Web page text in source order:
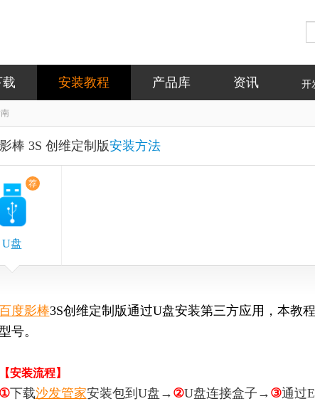
安装教程 产品库 资讯 开
棒 3S 创维定制版安装方法
荐
U盘
度影棒3S创维定制版通过U盘安装第三方应用，本教
号。
安装流程】
下载沙发管家安装包到U盘→ ②U盘连接盒子→ ③通过